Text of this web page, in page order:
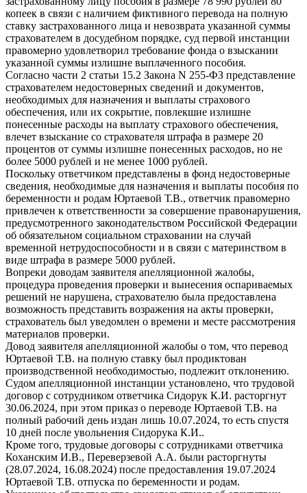
копеек в связи с наличием фиктивного перевода на полную
ставку застрахованного лица и невозврата указанной суммы
страхователем в досудебном порядке, суд первой инстанции
правомерно удовлетворил требование фонда о взыскании
указанной суммы излишне выплаченного пособия.
Согласно части 2 статьи 15.2 Закона N 255-ФЗ представление
страхователем недостоверных сведений и документов,
необходимых для назначения и выплаты страхового
обеспечения, или их сокрытие, повлекшие излишне
понесенные расходы на выплату страхового обеспечения,
влечет взыскание со страхователя штрафа в размере 20
процентов от суммы излишне понесенных расходов, но не
более 5000 рублей и не менее 1000 рублей.
Поскольку ответчиком представлены в фонд недостоверные
сведения, необходимые для назначения и выплаты пособия по
беременности и родам Юртаевой Т.В., ответчик правомерно
привлечен к ответственности за совершение правонарушения,
предусмотренного законодательством Российской Федерации
об обязательном социальном страховании на случай
временной нетрудоспособности и в связи с материнством в
виде штрафа в размере 5000 рублей.
Вопреки доводам заявителя апелляционной жалобы,
процедура проведения проверки и вынесения оспариваемых
решений не нарушена, страхователю была предоставлена
возможность представить возражения на акты проверки,
страхователь был уведомлен о времени и месте рассмотрения
материалов проверки.
Довод заявителя апелляционной жалобы о том, что перевод
Юртаевой Т.В. на полную ставку был продиктован
производственной необходимостью, подлежит отклонению.
Судом апелляционной инстанции установлено, что трудовой
договор с сотрудником ответчика Сидорук К.И. расторгнут
30.06.2024, при этом приказ о переводе Юртаевой Т.В. на
полный рабочий день издан лишь 10.07.2024, то есть спустя
10 дней после увольнения Сидорука К.И..
Кроме того, трудовые договоры с сотрудниками ответчика
Коханским И.В., Переверзевой А.А. были расторгнуты
(28.07.2024, 16.08.2024) после предоставления 19.07.2024
Юртаевой Т.В. отпуска по беременности и родам.